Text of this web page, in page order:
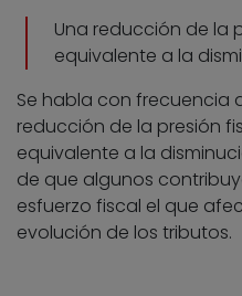
Una reducción de la
equivalente a la
Se habla con frecuencia
reducción de la presión
equivalente a la
de que algunos
esfuerzo fiscal el que
evolución de los tributos.